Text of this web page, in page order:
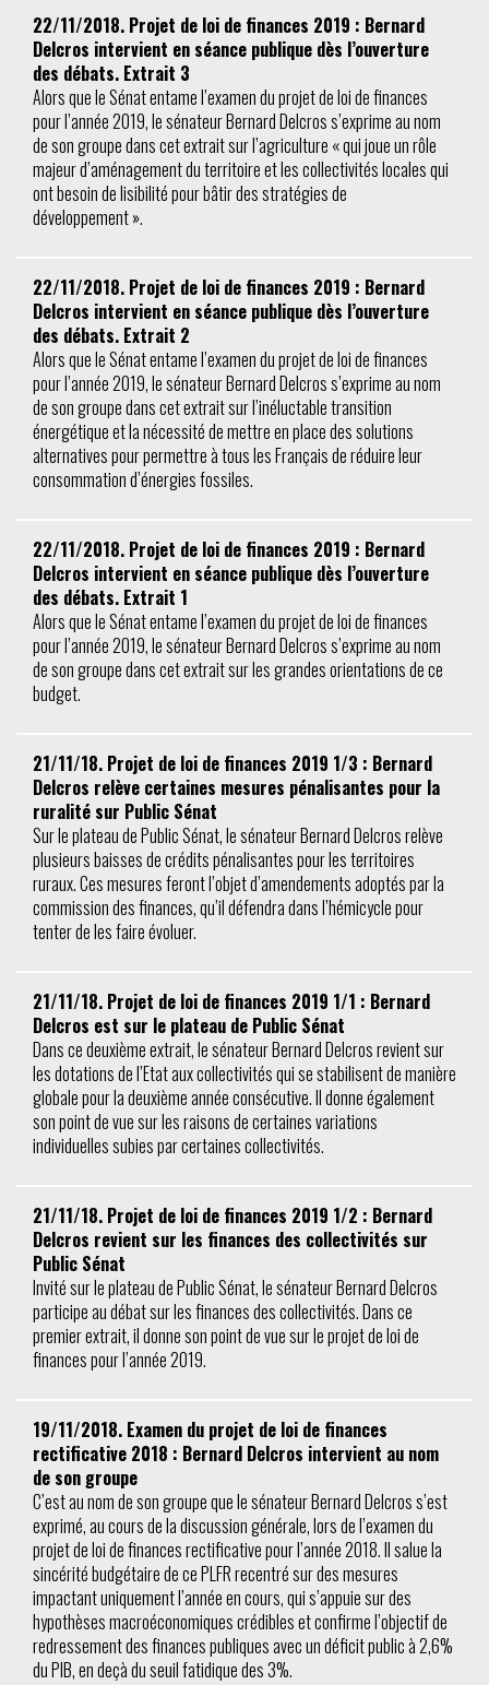
22/11/2018. Projet de loi de finances 2019 : Bernard
Delcros intervient en séance publique dès l’ouverture
des débats. Extrait 3
Alors que le Sénat entame l’examen du projet de loi de finances
pour l’année 2019, le sénateur Bernard Delcros s’exprime au nom
de son groupe dans cet extrait sur l’agriculture « qui joue un rôle
majeur d’aménagement du territoire et les collectivités locales qui
ont besoin de lisibilité pour bâtir des stratégies de
développement ».
22/11/2018. Projet de loi de finances 2019 : Bernard
Delcros intervient en séance publique dès l’ouverture
des débats. Extrait 2
Alors que le Sénat entame l’examen du projet de loi de finances
pour l’année 2019, le sénateur Bernard Delcros s’exprime au nom
de son groupe dans cet extrait sur l’inéluctable transition
énergétique et la nécessité de mettre en place des solutions
alternatives pour permettre à tous les Français de réduire leur
consommation d’énergies fossiles.
22/11/2018. Projet de loi de finances 2019 : Bernard
Delcros intervient en séance publique dès l’ouverture
des débats. Extrait 1
Alors que le Sénat entame l’examen du projet de loi de finances
pour l’année 2019, le sénateur Bernard Delcros s’exprime au nom
de son groupe dans cet extrait sur les grandes orientations de ce
budget.
21/11/18. Projet de loi de finances 2019 1/3 : Bernard
Delcros relève certaines mesures pénalisantes pour la
ruralité sur Public Sénat
Sur le plateau de Public Sénat, le sénateur Bernard Delcros relève
plusieurs baisses de crédits pénalisantes pour les territoires
ruraux. Ces mesures feront l’objet d’amendements adoptés par la
commission des finances, qu’il défendra dans l’hémicycle pour
tenter de les faire évoluer.
21/11/18. Projet de loi de finances 2019 1/1 : Bernard
Delcros est sur le plateau de Public Sénat
Dans ce deuxième extrait, le sénateur Bernard Delcros revient sur
les dotations de l’Etat aux collectivités qui se stabilisent de manière
globale pour la deuxième année consécutive. Il donne également
son point de vue sur les raisons de certaines variations
individuelles subies par certaines collectivités.
21/11/18. Projet de loi de finances 2019 1/2 : Bernard
Delcros revient sur les finances des collectivités sur
Public Sénat
Invité sur le plateau de Public Sénat, le sénateur Bernard Delcros
participe au débat sur les finances des collectivités. Dans ce
premier extrait, il donne son point de vue sur le projet de loi de
finances pour l’année 2019.
19/11/2018. Examen du projet de loi de finances
rectificative 2018 : Bernard Delcros intervient au nom
de son groupe
C’est au nom de son groupe que le sénateur Bernard Delcros s’est
exprimé, au cours de la discussion générale, lors de l’examen du
projet de loi de finances rectificative pour l’année 2018. Il salue la
sincérité budgétaire de ce PLFR recentré sur des mesures
impactant uniquement l’année en cours, qui s’appuie sur des
hypothèses macroéconomiques crédibles et confirme l’objectif de
redressement des finances publiques avec un déficit public à 2,6%
du PIB, en deçà du seuil fatidique des 3%.